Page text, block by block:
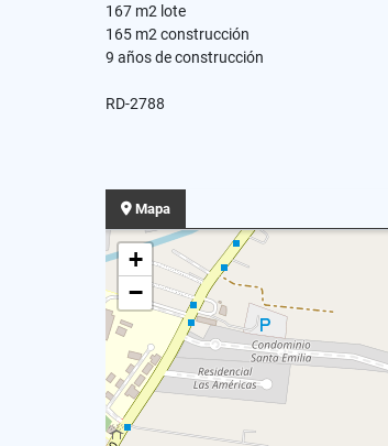
167 m2 lote
165 m2 construcción
9 años de construcción
RD-2788
Mapa
+
−